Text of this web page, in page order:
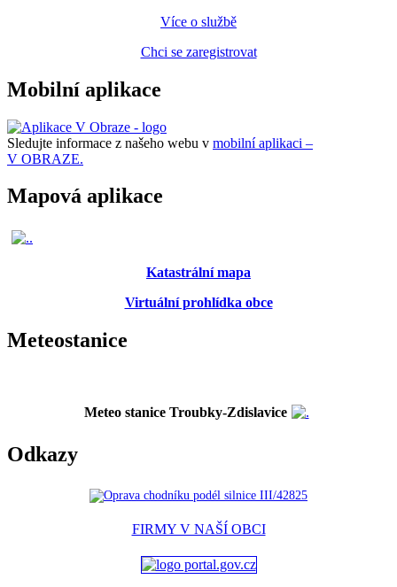
Více o službě
Chci se zaregistrovat
Mobilní aplikace
Sledujte informace z našeho webu v mobilní aplikaci –
V OBRAZE.
Mapová aplikace
Katastrální mapa
Virtuální prohlídka obce
Meteostanice
Meteo stanice Troubky-Zdislavice
Odkazy
FIRMY V NAŠÍ OBCI